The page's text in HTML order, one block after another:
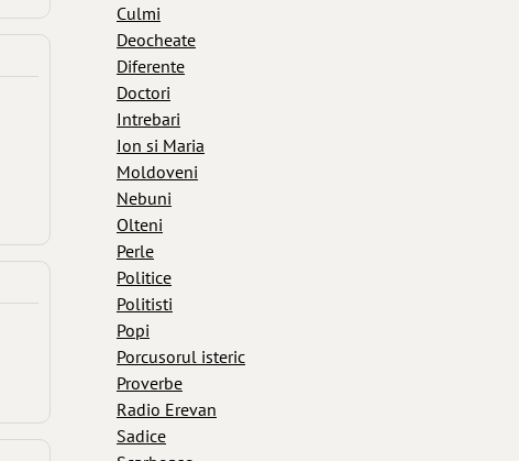
Culmi
Deocheate
Diferente
Doctori
Intrebari
Ion si Maria
Moldoveni
Nebuni
Olteni
Perle
Politice
Politisti
Popi
Porcusorul isteric
Proverbe
Radio Erevan
Sadice